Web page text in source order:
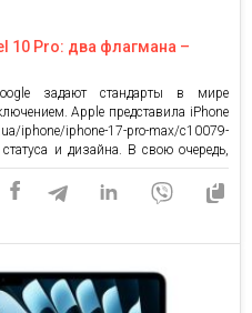
10 Pro: два флагмана –
задают стандарты в мире
Apple представила iPhone
iphone-17-pro-max/c10079-
и дизайна. В свою очередь,
ставку на интеллект и инновации.
или премиальность Apple?